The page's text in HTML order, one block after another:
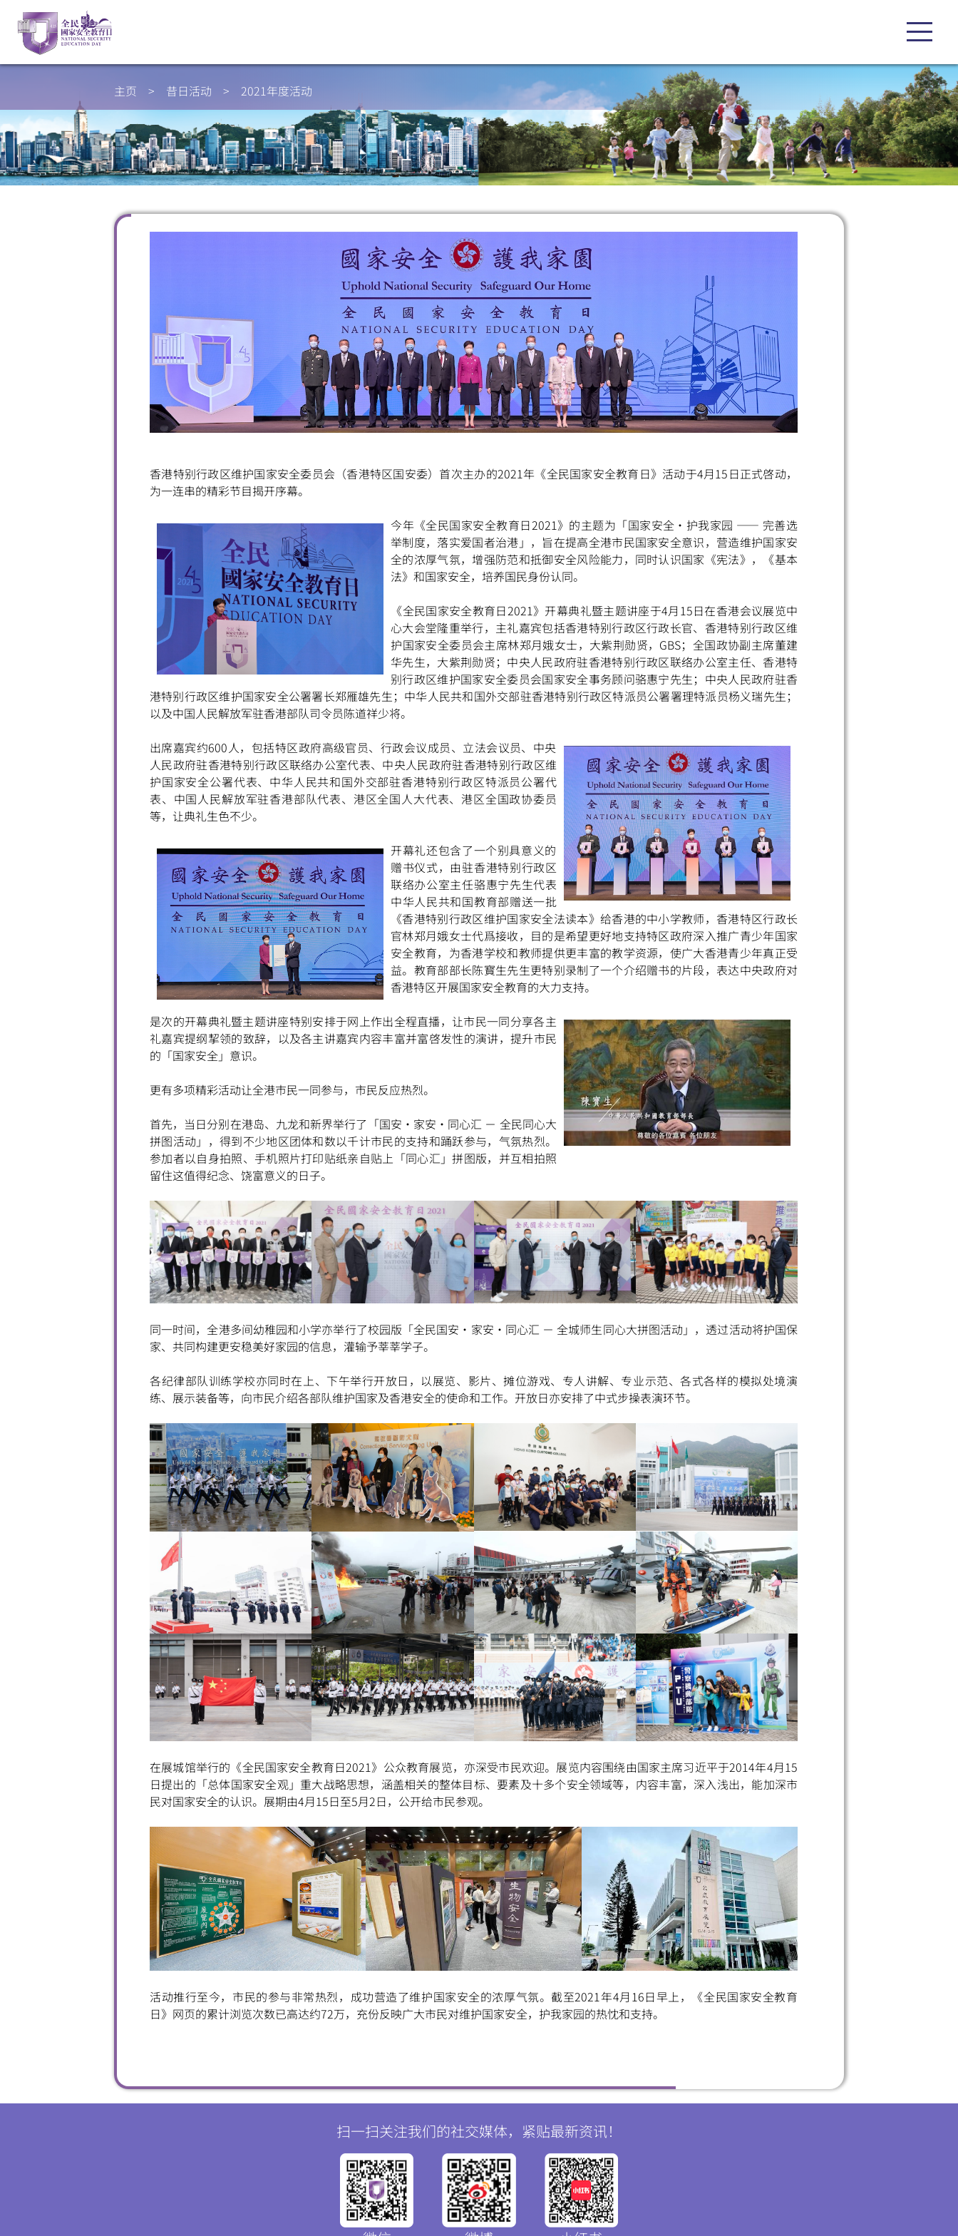
主页 > 昔日活动 > 2021年度活动
香港特别行政区维护国家安全委员会（香港特区国安委）首次主办的2021年《全民国家安全教育日》活动于4月15日正式啓动，
为一连串的精彩节目揭开序幕。
今年《全民国家安全教育日2021》的主题为「国家安全・护我家园 —— 完善选
举制度，落实爱国者治港」，旨在提高全港市民国家安全意识，营造维护国家安
全的浓厚气氛，增强防范和抵御安全风险能力，同时认识国家《宪法》，《基本
法》和国家安全，培养国民身份认同。
《全民国家安全教育日2021》开幕典礼暨主题讲座于4月15日在香港会议展览中
心大会堂隆重举行，主礼嘉宾包括香港特别行政区行政长官、香港特别行政区维
护国家安全委员会主席林郑月娥女士，大紫荆勋贤，GBS；全国政协副主席董建
华先生，大紫荆勋贤；中央人民政府驻香港特别行政区联络办公室主任、香港特
别行政区维护国家安全委员会国家安全事务顾问骆惠宁先生；中央人民政府驻香
港特别行政区维护国家安全公署署长郑雁雄先生；中华人民共和国外交部驻香港特别行政区特派员公署署理特派员杨义瑞先生；
以及中国人民解放军驻香港部队司令员陈道祥少将。
出席嘉宾约600人，包括特区政府高级官员、行政会议成员、立法会议员、中央
人民政府驻香港特别行政区联络办公室代表、中央人民政府驻香港特别行政区维
护国家安全公署代表、中华人民共和国外交部驻香港特别行政区特派员公署代
表、中国人民解放军驻香港部队代表、港区全国人大代表、港区全国政协委员
等，让典礼生色不少。
开幕礼还包含了一个别具意义的
赠书仪式，由驻香港特别行政区
联络办公室主任骆惠宁先生代表
中华人民共和国教育部赠送一批
《香港特别行政区维护国家安全法读本》给香港的中小学教师，香港特区行政长
官林郑月娥女士代爲接收，目的是希望更好地支持特区政府深入推广青少年国家
安全教育，为香港学校和教师提供更丰富的教学资源，使广大香港青少年真正受
益。教育部部长陈寳生先生更特别录制了一个介绍赠书的片段，表达中央政府对
香港特区开展国家安全教育的大力支持。
是次的开幕典礼暨主题讲座特别安排于网上作出全程直播，让市民一同分享各主
礼嘉宾提纲挈领的致辞，以及各主讲嘉宾内容丰富并富啓发性的演讲，提升市民
的「国家安全」意识。
更有多项精彩活动让全港巿民一同参与，市民反应热烈。
首先，当日分别在港岛、九龙和新界举行了「国安・家安・同心汇 － 全民同心大
拼图活动」，得到不少地区团体和数以千计市民的支持和踊跃参与，气氛热烈。
参加者以自身拍照、手机照片打印贴纸亲自贴上「同心汇」拼图版，并互相拍照
留住这值得纪念、饶富意义的日子。
同一时间，全港多间幼稚园和小学亦举行了校园版「全民国安・家安・同心汇 － 全城师生同心大拼图活动」，透过活动将护国保
家、共同构建更安稳美好家园的信息，灌输予莘莘学子。
各纪律部队训练学校亦同时在上、下午举行开放日，以展览、影片、摊位游戏、专人讲解、专业示范、各式各样的模拟处境演
练、展示装备等，向市民介绍各部队维护国家及香港安全的使命和工作。开放日亦安排了中式步操表演环节。
在展城馆举行的《全民国家安全教育日2021》公众教育展览，亦深受市民欢迎。展览内容围绕由国家主席习近平于2014年4月15
日提出的「总体国家安全观」重大战略思想，涵盖相关的整体目标、要素及十多个安全领域等，内容丰富，深入浅出，能加深市
民对国家安全的认识。展期由4月15日至5月2日，公开给市民参观。
活动推行至今，市民的参与非常热烈，成功营造了维护国家安全的浓厚气氛。截至2021年4月16日早上，《全民国家安全教育
日》网页的累计浏览次数已高达约72万，充份反映广大市民对维护国家安全，护我家园的热忱和支持。
扫一扫关注我们的社交媒体，紧贴最新资讯！
扫一扫关注我们的社交媒体，紧贴最新资讯！
微
信
微
博
小
红书